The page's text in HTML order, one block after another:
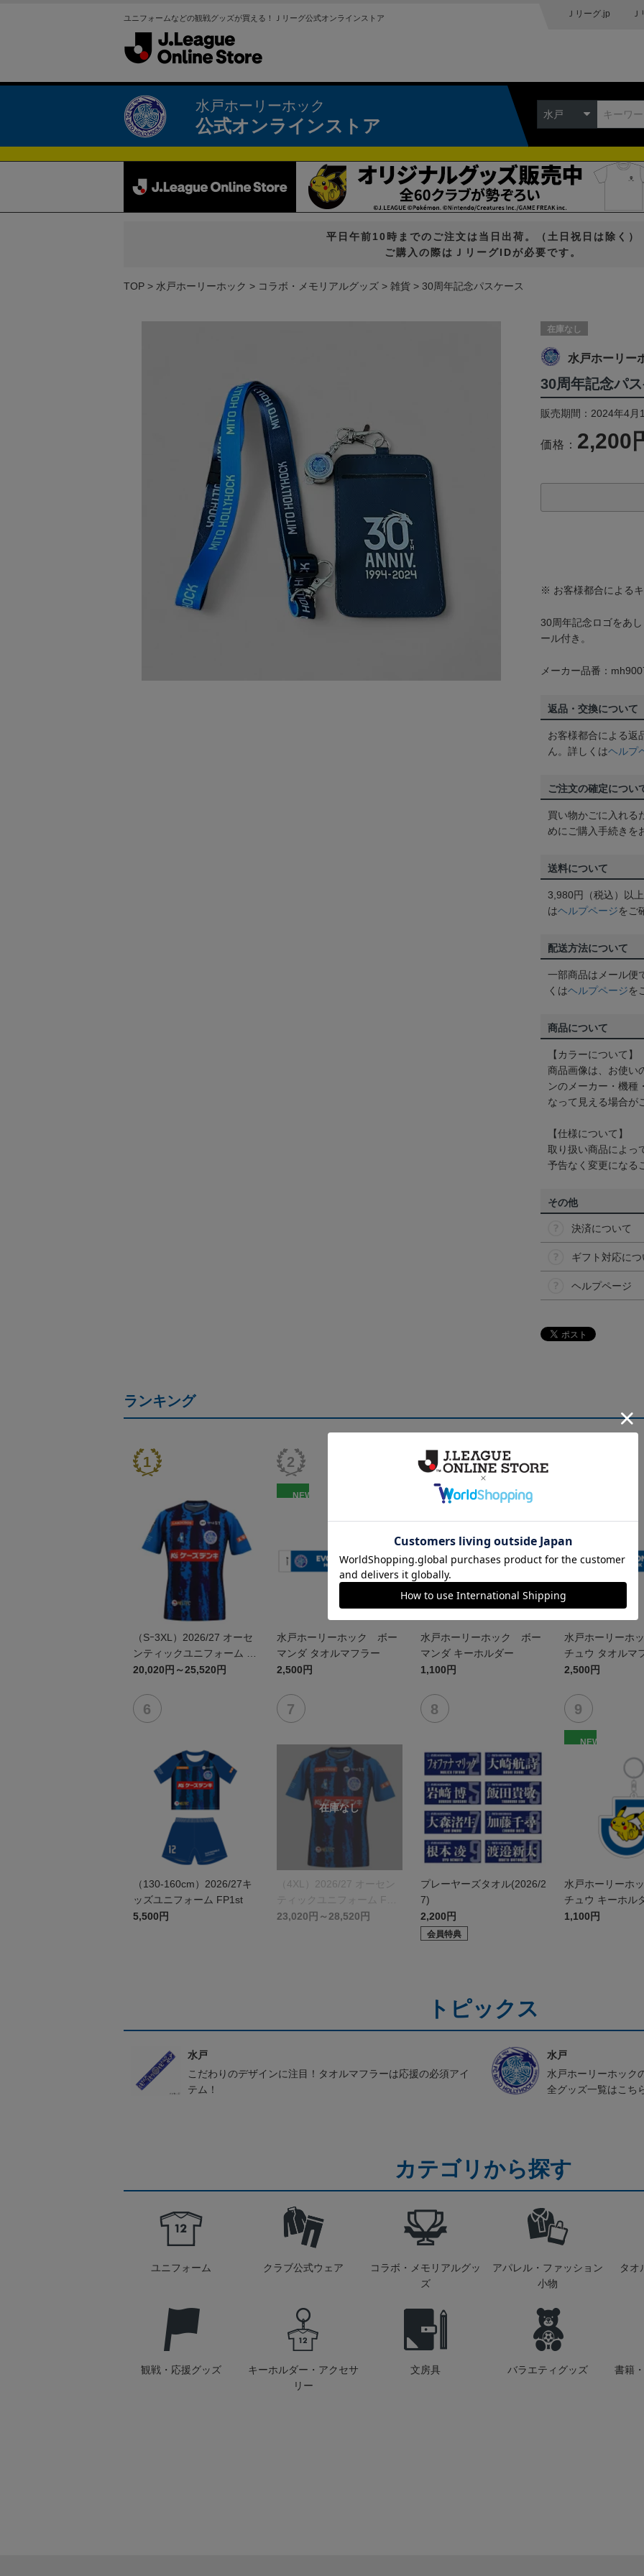
ユニフォームなどの観戦グッズが買える！Ｊリーグ公式オンラインストア Ｊリーグ.jp
水戸ホーリーホック
公式オンラインストア
水戸
平日午前10時までのご注文は当日出荷。（土日祝日は除く）
ご購入の際はＪリーグIDが必要です。
TOP 水戸ホーリーホック コラボ・メモリアルグッズ 雑貨 30周年記念パスケース
在庫なし
水戸ホーリー
30周年記念パ
販売期間：2024年4
価格： 2,200
※ お客様都合による
30周年記念ロゴをあ
ール付き。
メーカー品番：
返品・交換について
お客様都合による返
ん。詳しくはヘルプ
ご注文の確定につい
買い物かごに入れる
めにご購入手続きを
送料について
3,980円（税込）以
はヘルプページをご
配送方法について
一部商品はメール便
くはヘルプページを
商品について
【カラーについて】
商品画像は、お使い
ンのメーカー・機種
なって見える場合が
【仕様について】
取り扱い商品によっ
予告なく変更になる
その他
決済について
ギフト対応に
ヘルプページ
ランキング
（Sｰ3XL）2026/27 オーセ
ンティックユニフォーム F
P 1st
20,020円～25,520円
NEW
水戸ホーリーホック ボー
マンダ タオルマフラー
2,500円
NEW
水戸ホーリーホック ボー
マンダ キーホルダー
1,100円
水戸ホーリーホ
チュウ タオルマ
2,500円
（130-160cm）2026/27キ
ッズユニフォーム FP1st
5,500円
（4XL）2026/27 オーセン
ティックユニフォーム FP 1
st
23,020円～28,520円
プレーヤーズタオル(2026/2
7)
2,200円
会員特典
NEW
水戸ホーリーホ
チュウ キーホル
1,100円
トピックス
水戸
こだわりのデザインに注目！タオルマフラーは応援の必須アイ
テム！
水戸
水戸ホーリーホック
全グッズ一覧はこち
カテゴリから探す
ユニフォーム クラブ公式ウェア
コラボ・メモリアルグッ
ズ
アパレル・ファッション
小物
タオ
観戦・応援グッズ
キーホルダー・アクセサ
リー
文房具 バラエティグッズ 書籍